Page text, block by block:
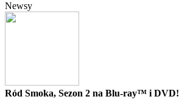
Newsy
Ród Smoka, Sezon 2 na Blu-ray™ i DVD!